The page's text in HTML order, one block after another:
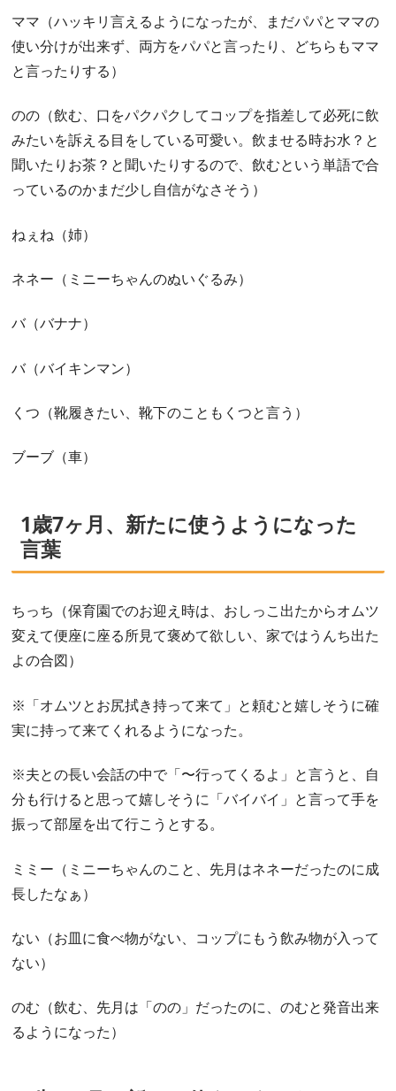
ママ（ハッキリ言えるようになったが、まだパパとママの
使い分けが出来ず、両方をパパと言ったり、どちらもママ
と言ったりする）
のの（飲む、口をパクパクしてコップを指差して必死に飲
みたいを訴える目をしている可愛い。飲ませる時お水？と
聞いたりお茶？と聞いたりするので、飲むという単語で合
っているのかまだ少し自信がなさそう）
ねぇね（姉）
ネネー（ミニーちゃんのぬいぐるみ）
バ（バナナ）
バ（バイキンマン）
くつ（靴履きたい、靴下のこともくつと言う）
ブーブ（車）
1歳7ヶ月、新たに使うようになった
言葉
ちっち（保育園でのお迎え時は、おしっこ出たからオムツ
変えて便座に座る所見て褒めて欲しい、家ではうんち出た
よの合図）
※「オムツとお尻拭き持って来て」と頼むと嬉しそうに確
実に持って来てくれるようになった。
※夫との長い会話の中で「〜行ってくるよ」と言うと、自
分も行けると思って嬉しそうに「バイバイ」と言って手を
振って部屋を出て行こうとする。
ミミー（ミニーちゃんのこと、先月はネネーだったのに成
長したなぁ）
ない（お皿に食べ物がない、コップにもう飲み物が入って
ない）
のむ（飲む、先月は「のの」だったのに、のむと発音出来
るようになった）